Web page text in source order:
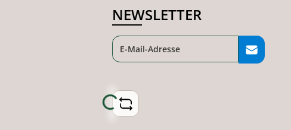
NEWSLETTER
Loading...